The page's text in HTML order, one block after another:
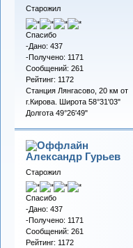
Старожил
Спасибо
-Дано: 437
-Получено: 1171
Сообщений: 261
Рейтинг: 1172
Станция Лянгасово, 20 км от
г.Кирова. Широта 58°31'03"
Долгота 49°26'49"
Александр Гурьев
Старожил
Спасибо
-Дано: 437
-Получено: 1171
Сообщений: 261
Рейтинг: 1172